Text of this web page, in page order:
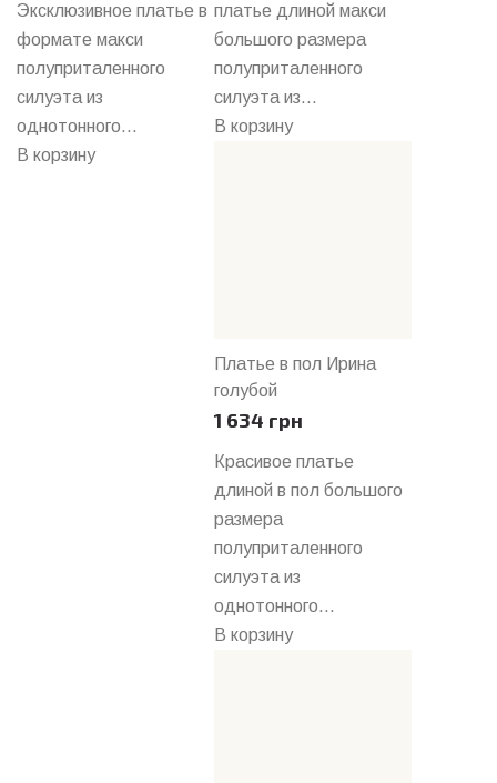
Эксклюзивное платье в
формате макси
полуприталенного
силуэта из
однотонного...
В корзину
платье длиной макси
большого размера
полуприталенного
силуэта из...
В корзину
Платье в пол Ирина
голубой
1 634 грн
Красивое платье
длиной в пол большого
размера
полуприталенного
силуэта из
однотонного...
В корзину